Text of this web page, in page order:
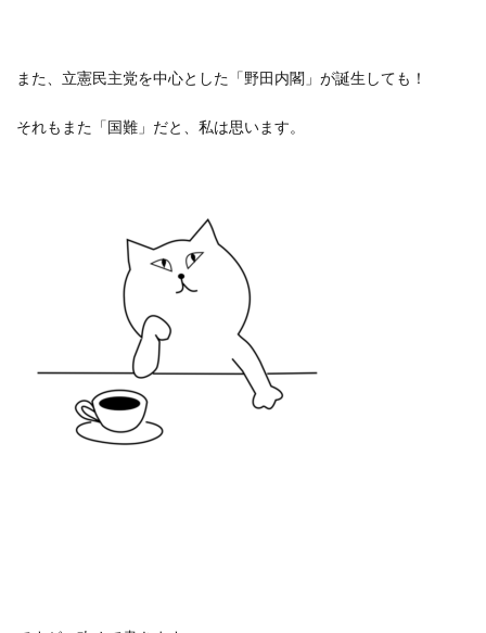
また、立憲民主党を中心とした「野田内閣」が誕生しても！
それもまた「国難」だと、私は思います。